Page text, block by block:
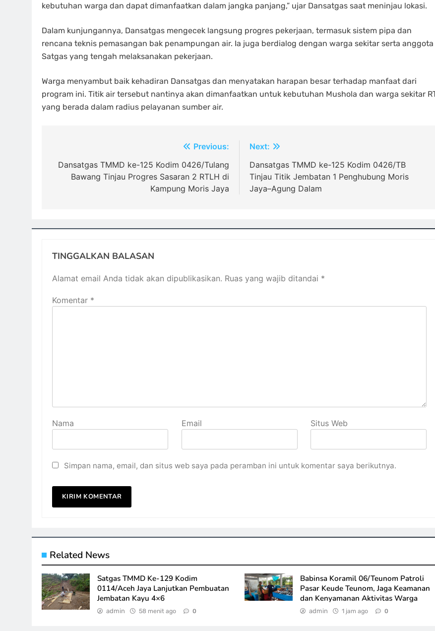
kebutuhan warga dan dapat dimanfaatkan dalam jangka panjang,” ujar Dansatgas saat meninjau lokasi.
Dalam kunjungannya, Dansatgas mengecek langsung progres pekerjaan, termasuk sistem pipa dan
rencana teknis pemasangan bak penampungan air. Ia juga berdialog dengan warga sekitar serta anggota
Satgas yang tengah melaksanakan pekerjaan.
Warga menyambut baik kehadiran Dansatgas dan menyatakan harapan besar terhadap manfaat dari
program ini. Titik air tersebut nantinya akan dimanfaatkan untuk kebutuhan Mushola dan warga sekitar
yang berada dalam radius pelayanan sumber air.
pos
Previous:
Dansatgas TMMD ke-125 Kodim 0426/Tulang
Bawang Tinjau Progres Sasaran 2 RTLH di
Kampung Moris Jaya
Next:
Dansatgas TMMD ke-125 Kodim 0426/TB
Tinjau Titik Jembatan 1 Penghubung Moris
Jaya–Agung Dalam
TINGGALKAN BALASAN
Alamat email Anda tidak akan dipublikasikan. Ruas yang wajib ditandai *
Komentar *
Nama Email Situs Web
Simpan nama, email, dan situs web saya pada peramban ini untuk komentar saya berikutnya.
Related News
Satgas TMMD Ke-129 Kodim
0114/Aceh Jaya Lanjutkan Pembuatan
Jembatan Kayu 4×6
admin 58 menit ago 0
Babinsa Koramil 06/Teunom Patroli
Pasar Keude Teunom, Jaga Keamanan
dan Kenyamanan Aktivitas Warga
admin 1 jam ago 0